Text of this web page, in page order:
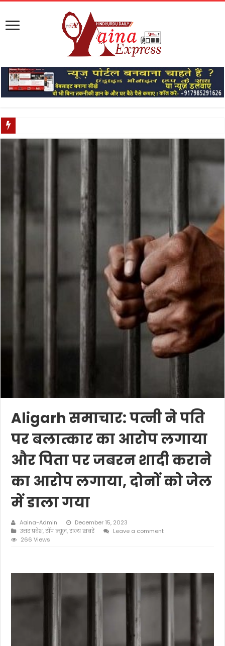
Aligarh समाचार: पत्नी ने पति
पर बलात्कार का आरोप लगाया
और पिता पर जबरन शादी कराने
का आरोप लगाया, दोनों को जेल
में डाला गया
Aaina-Admin
December 15, 2023
उत्तर प्रदेश,टॉप न्यूज़,राज्य खबरें
Leave a comment
266 Views